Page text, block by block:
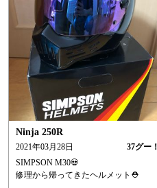
Ninja 250R
2021年03月28日 37グー！
SIMPSON M30💀
修理から帰ってきたヘルメット⛑